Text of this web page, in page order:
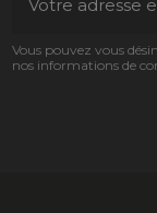
Vous pouvez vous
nos informations de